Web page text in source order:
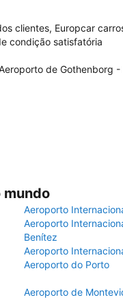
clientes, Europcar
condição satisfatória
de Gothenborg
mundo
Aeroporto
Aeroporto
Benítez
Aeroporto
Aeroporto do Porto
Aeroporto de